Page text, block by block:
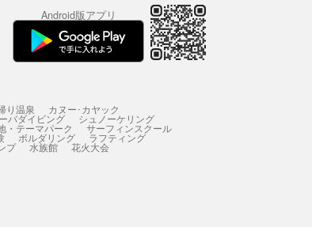
Android版アプリ
り温泉 カヌー･カヤック
バダイビング シュノーケリング
・テーマパーク サーフィンスクール
ボルダリング ラフティング
プ 水族館 花火大会